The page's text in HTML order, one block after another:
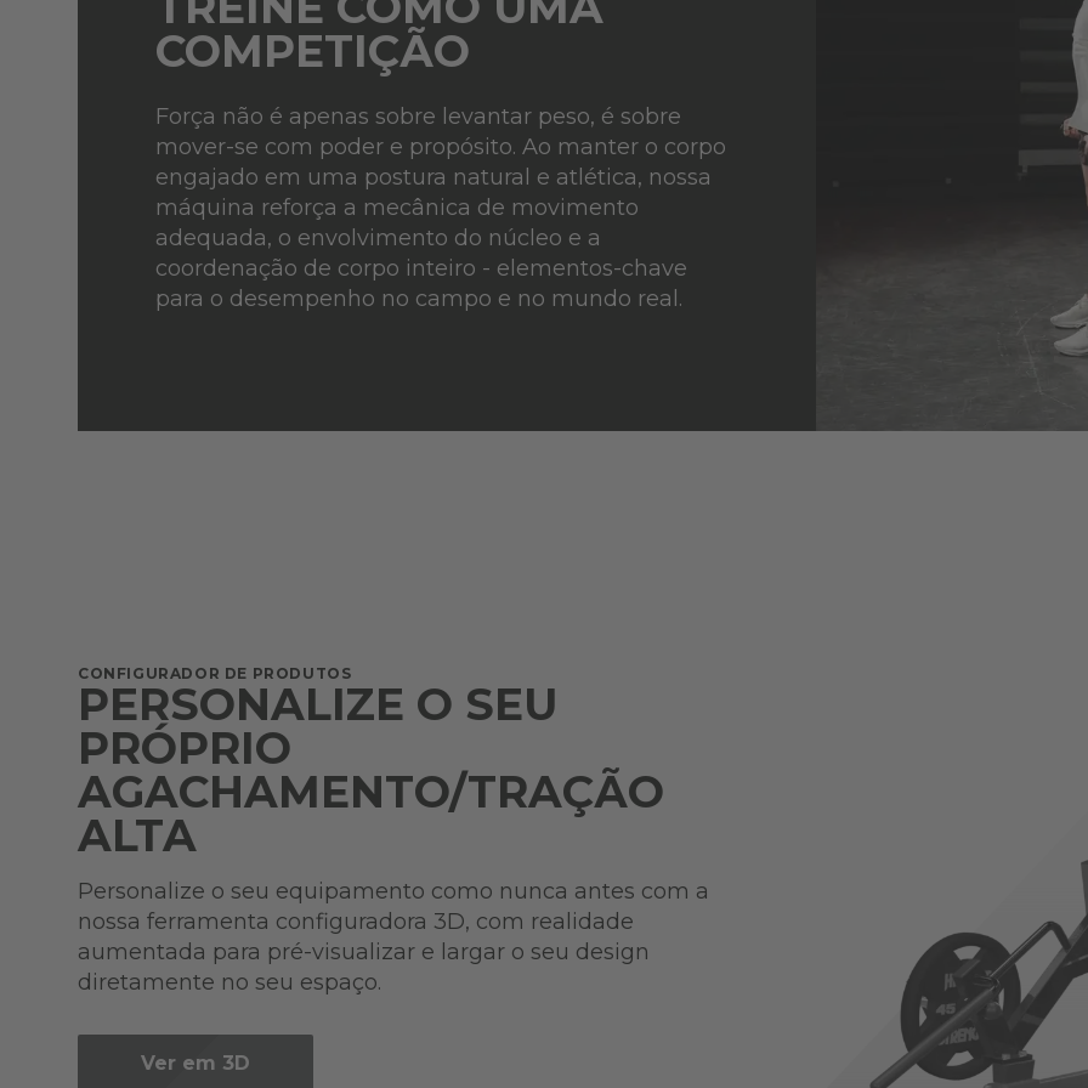
COMPETIÇÃO
Força não é apenas sobre levantar peso, é sobre
mover-se com poder e propósito. Ao manter o corpo
engajado em uma postura natural e atlética, nossa
máquina reforça a mecânica de movimento
adequada, o envolvimento do núcleo e a
coordenação de corpo inteiro - elementos-chave
para o desempenho no campo e no mundo real.
CONFIGURADOR DE PRODUTOS
PERSONALIZE O SEU
PRÓPRIO
AGACHAMENTO/TRAÇÃO
ALTA
Personalize o seu equipamento como nunca antes com a
nossa ferramenta configuradora 3D, com realidade
aumentada para pré-visualizar e largar o seu design
diretamente no seu espaço.
Ver em 3D